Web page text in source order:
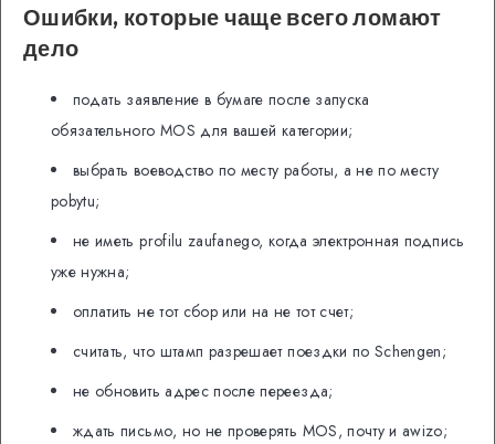
Ошибки, которые чаще всего ломают
дело
подать заявление в бумаге после запуска
обязательного MOS для вашей категории;
выбрать воеводство по месту работы, а не по месту
pobytu;
не иметь profilu zaufanego, когда электронная подпись
уже нужна;
оплатить не тот сбор или на не тот счет;
считать, что штамп разрешает поездки по Schengen;
не обновить адрес после переезда;
ждать письмо, но не проверять MOS, почту и awizo;